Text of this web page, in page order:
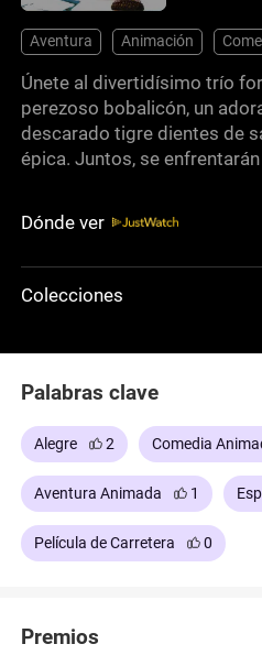
Aventura Animación
Únete al divertidísimo trío
perezoso bobalicón, un
descarado tigre dientes de
épica. Juntos, se
su padre. Prepárate para un
risas y momentos
Dónde ver
Colecciones
Palabras clave
Alegre 2 Comedia
Aventura Animada 1
Película de Carretera 0
Premios